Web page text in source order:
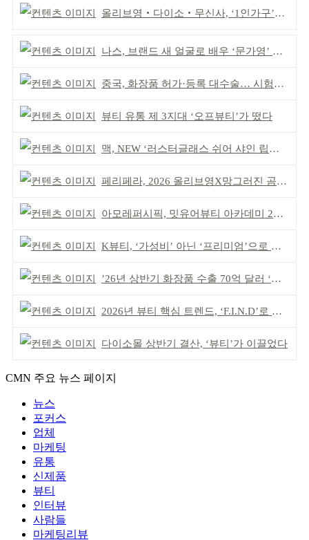
올리브영‧다이소‧무신사, ‘1인가구’가 이끈다
나스, 브랜드 새 얼굴로 배우 ‘문가영’ 발탁
중국, 화장품 허가·등록 대수술… 시험자료 공용 허용
뷰티 유통 제 3지대 ‘오프뷰티’가 떴다
맥, NEW ‘러스터글래스 쉬어 샤인 립스틱’ 출시
페리페라, 2026 올리브영X망그러진 곰 콜라보
아모레퍼시픽, 밋유어뷰티 아카데미 2기 발대식
K뷰티, ‘가성비’ 아닌 ‘프리미엄’으로 승부걸어야
’26년 상반기 화장품 수출 70억 달러 ‘역대 최고’
2026년 뷰티 핵심 트렌드, ‘F.I.N.D’로 읽는다
다이소몰 상반기 결산, ‘뷰티’가 이끌었다
CMN 주요 뉴스 페이지
뉴스
포커스
업체
마케팅
유통
신제품
뷰티
인터뷰
사람들
마케팅리뷰